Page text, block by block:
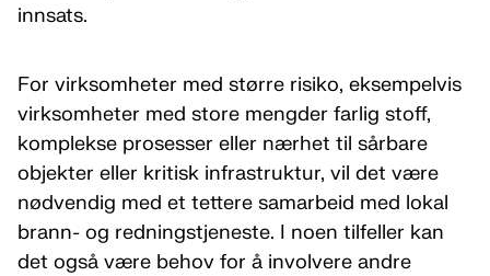
innsats.
For virksomheter med større risiko, eksempelvis
virksomheter med store mengder farlig stoff,
komplekse prosesser eller nærhet til sårbare
objekter eller kritisk infrastruktur, vil det være
nødvendig med et tettere samarbeid med lokal
brann- og redningstjeneste. I noen tilfeller kan
det også være behov for å involvere andre